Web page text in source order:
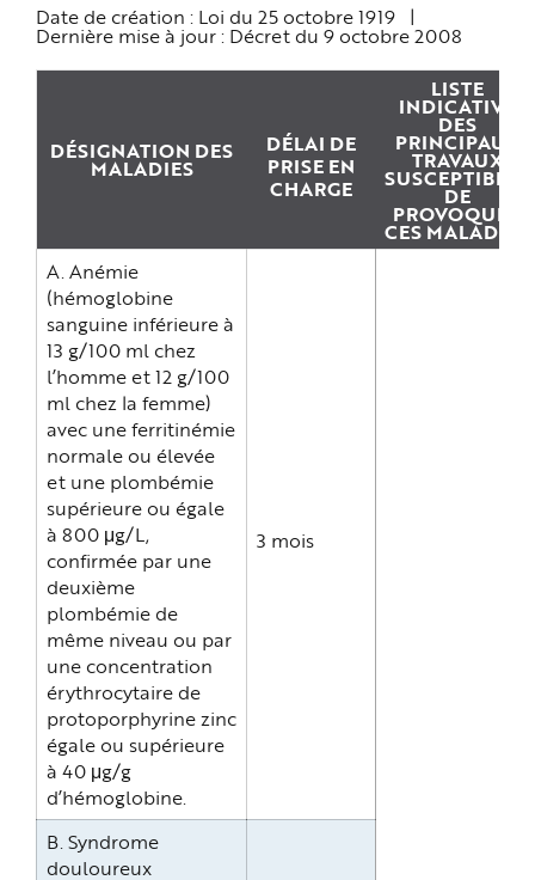
Date de création : Loi du 25 octobre 1919 |
Dernière mise à jour : Décret du 9 octobre 2008
DÉSIGNATION DES
MALADIES
DÉLAI DE
PRISE EN
CHARGE
LISTE
INDICATIVE
DES
PRINCIPAUX
TRAVAUX
SUSCEPTIBLES
DE
PROVOQUER
CES MALADIES
A. Anémie
(hémoglobine
sanguine inférieure à
13 g/100 ml chez
l’homme et 12 g/100
ml chez la femme)
avec une ferritinémie
normale ou élevée
et une plombémie
supérieure ou égale
à 800 μg/L,
confirmée par une
deuxième
plombémie de
même niveau ou par
une concentration
érythrocytaire de
protoporphyrine zinc
égale ou supérieure
à 40 μg/g
d’hémoglobine.
3 mois
B. Syndrome
douloureux